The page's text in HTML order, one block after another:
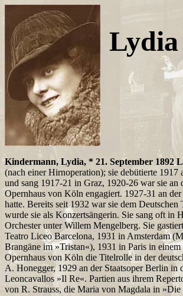
Kindermann, Lydia, * 21. September 1892
(nach einer Hirnoperation); sie debütierte
und sang 1917-21 in Graz, 1920-26 war sie an
Opernhaus von Köln engagiert. 1927-31 an
hatte. Bereits seit 1932 war sie dem
wurde sie als Konzertsängerin. Sie sang oft in
Orchester unter Willem Mengelberg. Sie
Teatro Liceo Barcelona, 1931 in Amsterdam
Brangäne im »Tristan«), 1931 in Paris in
Opernhaus von Köln die Titelrolle in der
A. Honegger, 1929 an der Staatsoper Berlin in
Leoncavallos »Il Re«. Partien aus ihrem
von R. Strauss, die Maria von Magdala in